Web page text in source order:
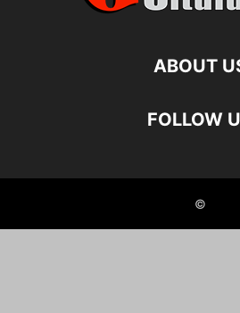
ABOUT
FOLLOW
©